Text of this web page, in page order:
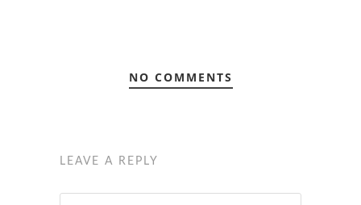
NO COMMENTS
LEAVE A REPLY